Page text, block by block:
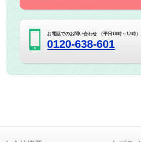
お電話でのお問い合わせ （平日10時～17時）
0120-638-601